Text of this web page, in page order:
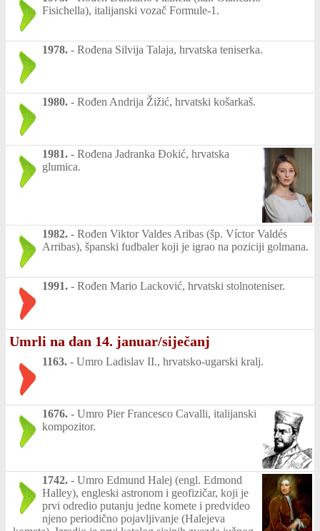
Fisichella), italijanski vozač Formule-1.
1978. - Rođena Silvija Talaja, hrvatska teniserka.
1980. - Rođen Andrija Žižić, hrvatski košarkaš.
1981. - Rođena Jadranka Đokić, hrvatska
glumica.
1982. - Rođen Viktor Valdes Aribas (šp. Víctor Valdés
Arribas), španski fudbaler koji je igrao na poziciji golmana.
1991. - Rođen Mario Lacković, hrvatski stolnoteniser.
Umrli na dan 14. januar/siječanj
1163. - Umro Ladislav II., hrvatsko-ugarski kralj.
1676. - Umro Pier Francesco Cavalli, italijanski
kompozitor.
1742. - Umro Edmund Halej (engl. Edmond
Halley), engleski astronom i geofizičar, koji je
prvi odredio putanju jedne komete i predvideo
njeno periodično pojavljivanje (Halejeva